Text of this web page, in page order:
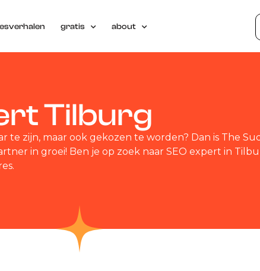
gratis about
Tilburg
te zijn, maar ook gekozen te worden? Dan is The
in groei! Ben je op zoek naar SEO expert in